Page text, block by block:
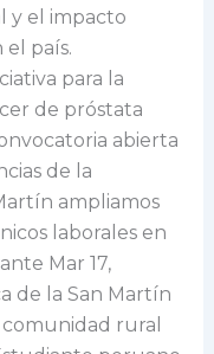
y el impacto
país.
para la
de próstata
abierta
de la
ampliamos
laborales en
Mar 17,
de la San Martín
rural